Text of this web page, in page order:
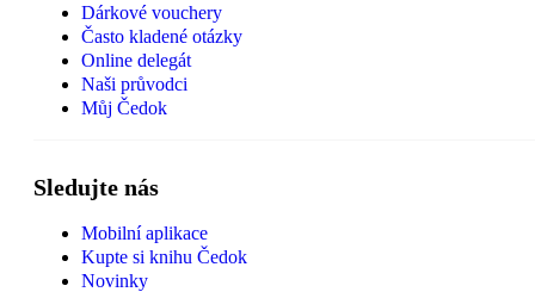
Dárkové vouchery
Často kladené otázky
Online delegát
Naši průvodci
Můj Čedok
Sledujte nás
Mobilní aplikace
Kupte si knihu Čedok
Novinky